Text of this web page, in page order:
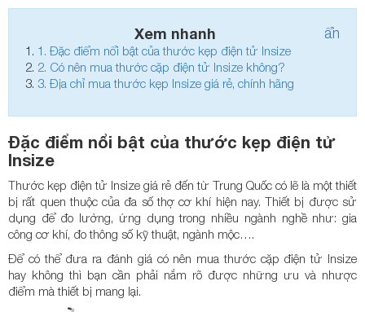
Xem nhanh ẩn
1. Đặc điểm nổi bật của thước kẹp điện tử Insize
2. Có nên mua thước cặp điện tử Insize không?
3. Địa chỉ mua thước kẹp Insize giá rẻ, chính hãng
Đặc điểm nổi bật của thước kẹp điện tử
Insize
Thước kẹp điện tử Insize giá rẻ đến từ Trung Quốc có lẽ là một thiết
bị rất quen thuộc của đa số thợ cơ khí hiện nay. Thiết bị được sử
dụng để đo lường, ứng dụng trong nhiều ngành nghề như: gia
công cơ khí, đo thông số kỹ thuật, ngành mộc….
Để có thể đưa ra đánh giá có nên mua thước cặp điện tử Insize
hay không thì bạn cần phải nắm rõ được những ưu và nhược
điểm mà thiết bị mang lại.